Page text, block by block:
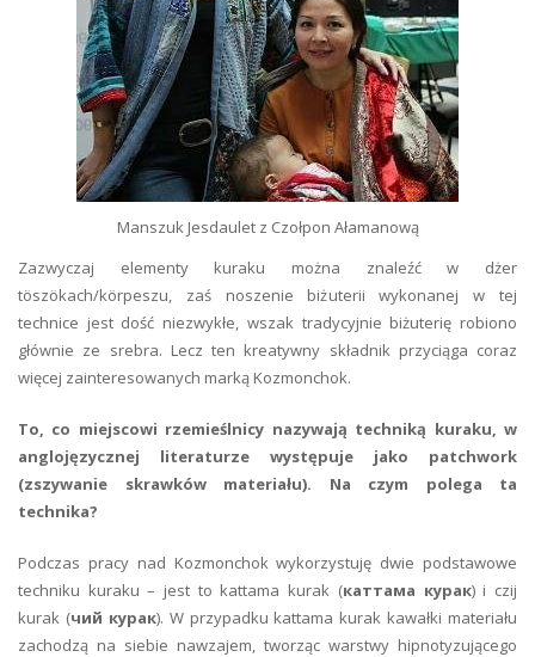
Manszuk Jesdaulet z Czołpon Ałamanową
Zazwyczaj elementy kuraku można znaleźć w dżer
töszökach/körpeszu, zaś noszenie biżuterii wykonanej w tej
technice jest dość niezwykłe, wszak tradycyjnie biżuterię robiono
głównie ze srebra. Lecz ten kreatywny składnik przyciąga coraz
więcej zainteresowanych marką Kozmonchok.
To, co miejscowi rzemieślnicy nazywają techniką kuraku, w
anglojęzycznej literaturze występuje jako patchwork
(zszywanie skrawków materiału). Na czym polega ta
technika?
Podczas pracy nad Kozmonchok wykorzystuję dwie podstawowe
techniku kuraku – jest to kattama kurak (каттама курак) i czij
kurak (чий курак). W przypadku kattama kurak kawałki materiału
zachodzą na siebie nawzajem, tworząc warstwy hipnotyzującego